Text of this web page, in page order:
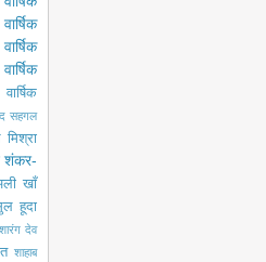
वार्षिक
वार्षिक
वार्षिक
वार्षिक
सहगल
मिश्रा
शंकर-
खाँ
हूदा
शारंग देव
शाहाब